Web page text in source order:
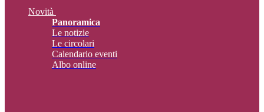
Novità
Panoramica
Le notizie
Le circolari
Calendario eventi
Albo online